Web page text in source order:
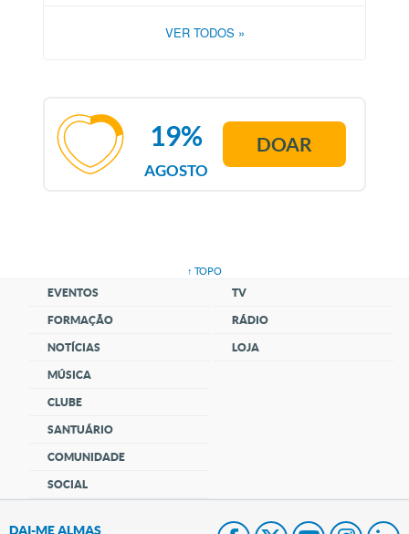
VER TODOS »
AGOSTO
19% DOAR
↑ TOPO
EVENTOS
FORMAÇÃO
NOTÍCIAS
MÚSICA
CLUBE
SANTUÁRIO
COMUNIDADE
SOCIAL
TV
RÁDIO
LOJA
DAI-ME ALMAS